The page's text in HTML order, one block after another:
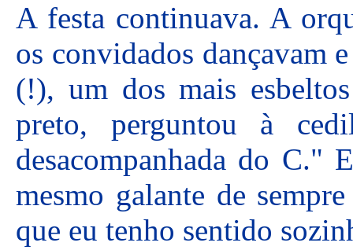
A festa continuava. A
os convidados dançavam
(!), um dos mais
preto, perguntou à
desacompanhada do C."
mesmo galante de
que eu tenho sentido